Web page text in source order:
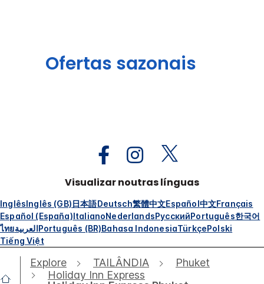
Ofertas sazonais
Visualizar noutras línguas
InglêsInglês (GB)日本語Deutsch繁體中文Español中文Français
Español (España)ItalianoNederlandsРусскийPortuguês한국어
ไทยالعربيةPortuguês (BR)Bahasa IndonesiaTürkçePolski
Tiếng Việt
Explore TAILÂNDIA
Phuket
Holiday Inn Express